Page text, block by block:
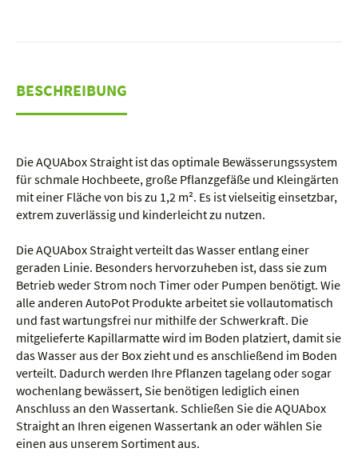
BESCHREIBUNG
Die AQUAbox Straight ist das optimale Bewässerungssystem
für schmale Hochbeete, große Pflanzgefäße und Kleingärten
mit einer Fläche von bis zu 1,2 m². Es ist vielseitig einsetzbar,
extrem zuverlässig und kinderleicht zu nutzen.
Die AQUAbox Straight verteilt das Wasser entlang einer
geraden Linie. Besonders hervorzuheben ist, dass sie zum
Betrieb weder Strom noch Timer oder Pumpen benötigt. Wie
alle anderen AutoPot Produkte arbeitet sie vollautomatisch
und fast wartungsfrei nur mithilfe der Schwerkraft. Die
mitgelieferte Kapillarmatte wird im Boden platziert, damit sie
das Wasser aus der Box zieht und es anschließend im Boden
verteilt. Dadurch werden Ihre Pflanzen tagelang oder sogar
wochenlang bewässert, Sie benötigen lediglich einen
Anschluss an den Wassertank. Schließen Sie die AQUAbox
Straight an Ihren eigenen Wassertank an oder wählen Sie
einen aus unserem Sortiment aus.